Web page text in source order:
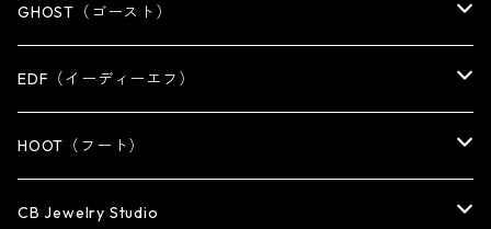
KEY CHAIN
WALLET CHAIN
WALLET・CARD CASE
HAT・CAP
WALLET
WALLET CHAIN
KEY CHAIN
OTHER ITEM
OTHER
EARRING
RING
EARRING
PENDANT
NECKLACE
GHOST（ゴースト）
RING
EARRING
PENDANT
EDF（イーディーエフ）
RING
PENDANT
HOOT（フート）
RING
CB Jewelry Studio